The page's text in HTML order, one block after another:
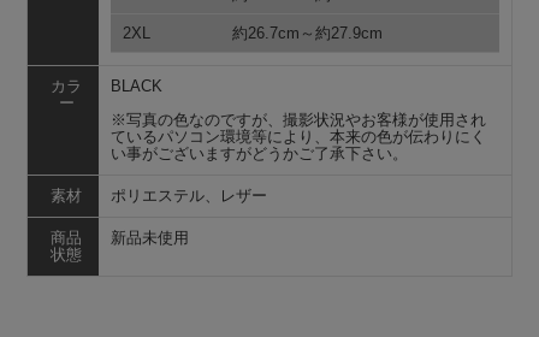
2XL 約26.7cm～約27.9cm
カラ
ー
BLACK
※写真の色なのですが、撮影状況やお客様が使用され
ているパソコン環境等により、本来の色が伝わりにく
い事がございますがどうかご了承下さい。
素材 ポリエステル、レザー
商品
状態
新品未使用